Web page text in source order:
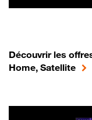
Découvrir les
Home, Satellite